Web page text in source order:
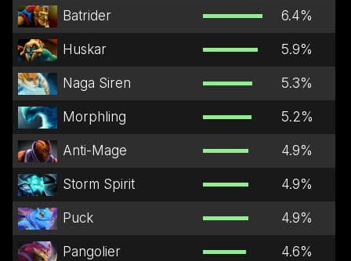
Batrider 6.4%
Huskar 5.9%
Naga Siren 5.3%
Morphling 5.2%
Anti-Mage 4.9%
Storm Spirit 4.9%
Puck 4.9%
Pangolier 4.6%